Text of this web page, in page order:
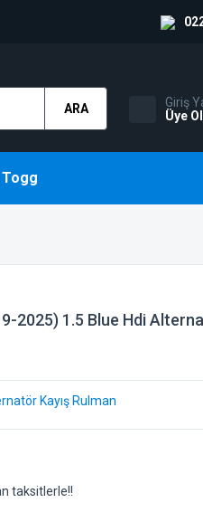
ARA
Giriş
Üye Ol
Togg
2025) 1.5 Blue Hdi
Kayış Rulman
taksitlerle!!